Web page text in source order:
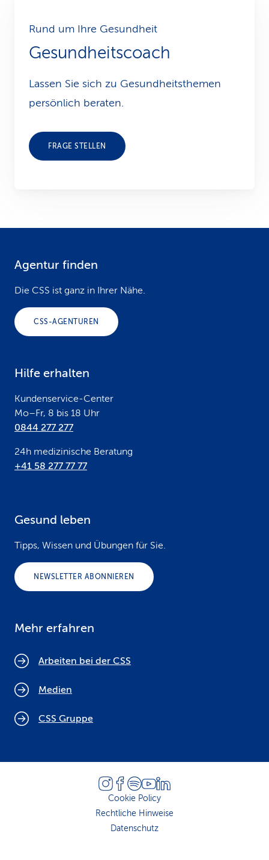
Rund um Ihre Gesundheit
Gesundheitscoach
Lassen Sie sich zu Gesundheits­themen
persönlich beraten.
FRAGE STELLEN
Agentur finden
Die CSS ist ganz in Ihrer Nähe.
CSS-AGENTUREN
Hilfe erhalten
Kundenservice-Center
Mo–Fr, 8 bis 18 Uhr
0844 277 277
24h medizinische Beratung
+41 58 277 77 77
Gesund leben
Tipps, Wissen und Übungen für Sie.
NEWSLETTER ABONNIEREN
Mehr erfahren
Arbeiten bei der CSS
Medien
CSS Gruppe
Cookie Policy
Rechtliche Hinweise
Datenschutz